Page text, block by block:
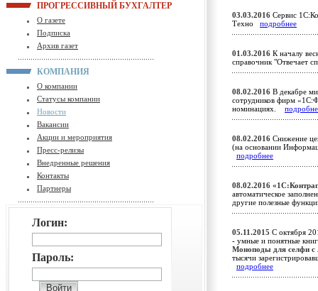
ПРОГРЕССИВНЫЙ БУХГАЛТЕР
О газете
Подписка
Архив газет
КОМПАНИЯ
О компании
Статусы компании
Новости
Вакансии
Акции и мероприятия
Пресс-релизы
Внедренные решения
Контакты
Партнеры
Логин:
Пароль:
03.03.2016 Сервис
Техно подробнее
01.03.2016 К началу
справочник "Отвечает
08.02.2016 В декабре
сотрудников фирм
номинациях.
08.02.2016 Снижение
(на основании
подробнее
08.02.2016
автоматическое
другие полезные
05.11.2015 С октября
- умные и понятные
Моноподы для селфи с
тысячи
подробнее